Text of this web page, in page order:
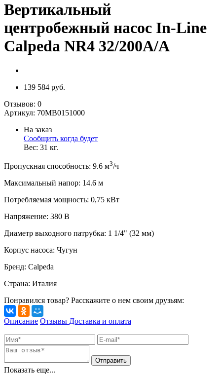
Вертикальный
центробежный насос In-Line
Calpeda NR4 32/200A/A
139 584 руб.
Отзывов: 0
Артикул: 70MB0151000
На заказ
Сообщить когда будет
Вес: 31 кг.
Пропускная способность: 9.6 м3/ч
Максимальный напор: 14.6 м
Потребляемая мощность: 0,75 кВт
Напряжение: 380 В
Диаметр выходного патрубка: 1 1/4" (32 мм)
Корпус насоса: Чугун
Бренд: Calpeda
Страна: Италия
Понравился товар? Расскажите о нем своим друзьям:
Описание Отзывы Доставка и оплата
Показать еще...